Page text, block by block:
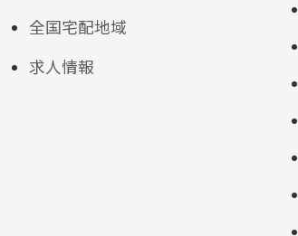
全国宅配地域
求人情報